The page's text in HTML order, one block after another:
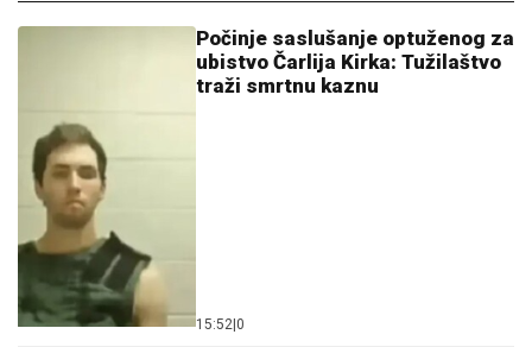
Počinje saslušanje optuženog za
ubistvo Čarlija Kirka: Tužilaštvo
traži smrtnu kaznu
15:52 0